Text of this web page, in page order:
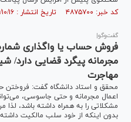
کد خبر: ۴۸۷۵۷۰۰ تاریخ انتشار : ۱۴۰۴/۱۰/۱۶
گفت‌وگو|
فروش حساب یا واگذاری
مجرمانه پیگرد قضایی دارد/
مهاجرت
محقق و استاد دانشگاه گفت: فروختن
اعمال مجرمانه و حتی جاسوسی،
مشکلاتی را به همراه داشته باشد،
بدون اینکه از خود سلب مالکیت داشته